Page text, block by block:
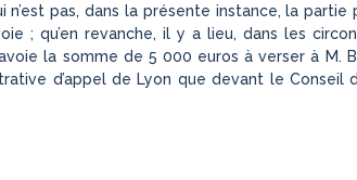
n’est pas, dans la présente instance, la
; qu’en revanche, il y a lieu, dans les
la somme de 5 000 euros à verser à M.
d’appel de Lyon que devant le Conseil